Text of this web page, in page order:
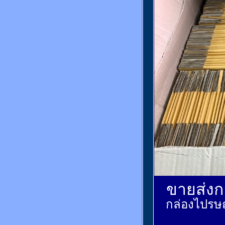
ขายส่ง
กล่องไปร